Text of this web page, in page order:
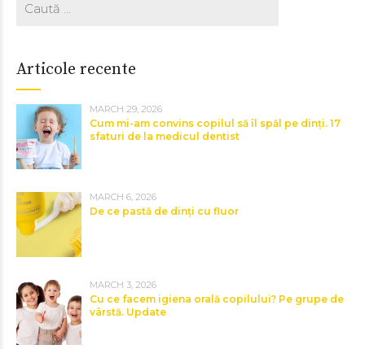
Articole recente
MARCH 29, 2026
Cum mi-am convins copilul să îl spăl pe dinți. 17
sfaturi de la medicul dentist
MARCH 6, 2026
De ce pastă de dinți cu fluor
MARCH 3, 2026
Cu ce facem igiena orală copilului? Pe grupe de
vârstă. Update